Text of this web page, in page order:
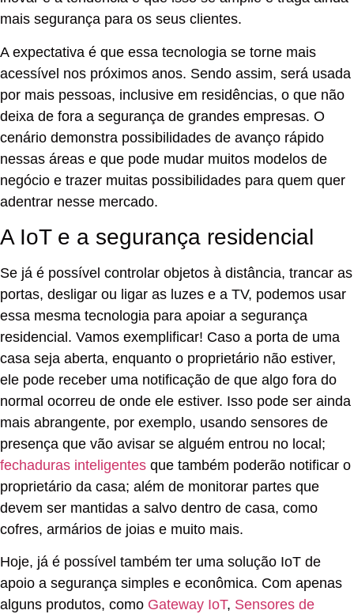
mais segurança para os seus clientes.
A expectativa é que essa tecnologia se torne mais
acessível nos próximos anos. Sendo assim, será usada
por mais pessoas, inclusive em residências, o que não
deixa de fora a segurança de grandes empresas. O
cenário demonstra possibilidades de avanço rápido
nessas áreas e que pode mudar muitos modelos de
negócio e trazer muitas possibilidades para quem quer
adentrar nesse mercado.
A IoT e a segurança residencial
Se já é possível controlar objetos à distância, trancar as
portas, desligar ou ligar as luzes e a TV, podemos usar
essa mesma tecnologia para apoiar a segurança
residencial. Vamos exemplificar! Caso a porta de uma
casa seja aberta, enquanto o proprietário não estiver,
ele pode receber uma notificação de que algo fora do
normal ocorreu de onde ele estiver. Isso pode ser ainda
mais abrangente, por exemplo, usando sensores de
presença que vão avisar se alguém entrou no local;
fechaduras inteligentes que também poderão notificar o
proprietário da casa; além de monitorar partes que
devem ser mantidas a salvo dentro de casa, como
cofres, armários de joias e muito mais.
Hoje, já é possível também ter uma solução IoT de
apoio a segurança simples e econômica. Com apenas
alguns produtos, como Gateway IoT, Sensores de